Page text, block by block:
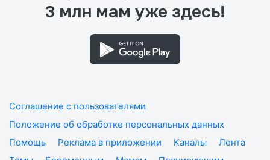
3 млн мам уже здесь!
Соглашение с пользователями
Положение об обработке персональных данных
Помощь
Реклама в приложении Каналы
Лента